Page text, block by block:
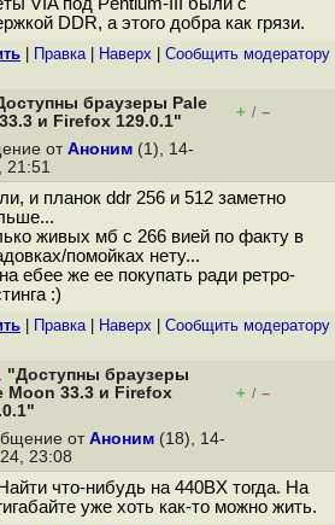
VIA под Pentium-III были с
DDR, а этого добра как грязи.
Правка| Наверх Cообщить модератору
браузеры Pale
и Firefox 129.0.1"
+ / –
от Аноним (1), 14-
21:51
и планок ddr 256 и 512 заметно
живых мб с 266 вией по факту в
помойках нету...
ебее же ее покупать ради ретро-
:)
Правка| Наверх Cообщить модератору
. "Доступны браузеры
Moon 33.3 и Firefox
+ / –
от Аноним (18), 14-
23:08
Найти что-нибудь на 440BX тогда. На
уже хоть как-то можно жить.